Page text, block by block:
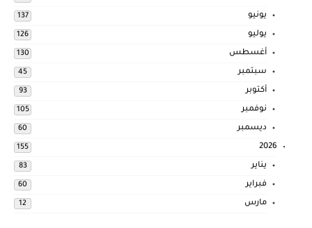
يونيو 137
يوليو 126
أغسطس 130
سبتمبر 45
أكتوبر 93
نوفمبر 105
ديسمبر 60
2026
155
يناير 83
فبراير 60
مارس 12